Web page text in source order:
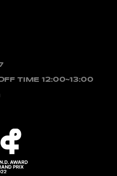
TIME 12:00~13:00